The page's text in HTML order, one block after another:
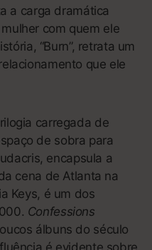
surgiu. EmPure
de 2013, a cantora e
Ella Yelich-
bem diferente,
sussurrado, sobre
já na primeira
com a frase: “Don’t
people talk?” [em
um tédio como as